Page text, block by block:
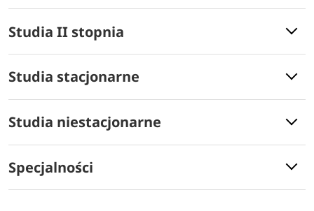
Studia II stopnia
Studia stacjonarne
Studia niestacjonarne
Specjalności